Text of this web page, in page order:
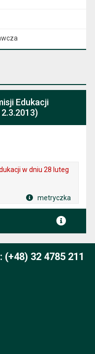
Edukacji
w dniu 28 luteg
metryczka
32 4785 211